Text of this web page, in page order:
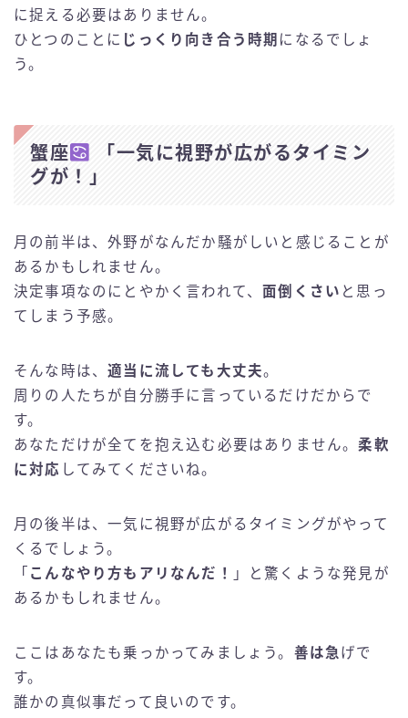
に捉える必要はありません。
ひとつのことに じっくり向き合う時期 になるでしょ
う。
蟹座
「一気に視野が広がるタイミン
グが！」
月の前半は、外野がなんだか騒がしいと感じることが
あるかもしれません。
決定事項なのにとやかく言われて、面倒くさい と思っ
てしまう予感。
そんな時は、適当に流しても大丈夫。
周りの人たちが自分勝手に言っているだけだからで
す。
あなただけが全てを抱え込む必要はありません。柔軟
に対応 してみてくださいね。
月の後半は、一気に視野が広がるタイミングがやって
くるでしょう。
「 こんなやり方もアリなんだ！
」と驚くような発見が
あるかもしれません。
ここはあなたも乗っかってみましょう。 善は急 げで
す。
誰かの真似事だって良いのです。